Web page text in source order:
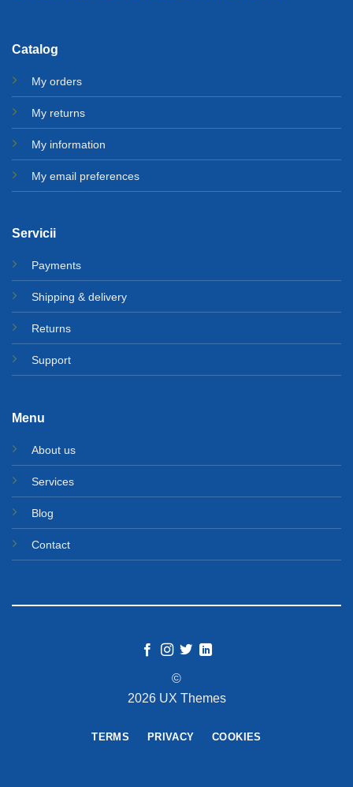
Catalog
My orders
My returns
My information
My email preferences
Servicii
Payments
Shipping & delivery
Returns
Support
Menu
About us
Services
Blog
Contact
©
2026 UX Themes
TERMS PRIVACY COOKIES